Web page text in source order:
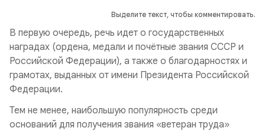
Выделите текст, чтобы комментировать.
В первую очередь, речь идет о государственных
наградах (ордена, медали и почётные звания СССР и
Российской Федерации), а также о благодарностях и
грамотах, выданных от имени Президента Российской
Федерации.
Тем не менее, наибольшую популярность среди
оснований для получения звания «ветеран труда»